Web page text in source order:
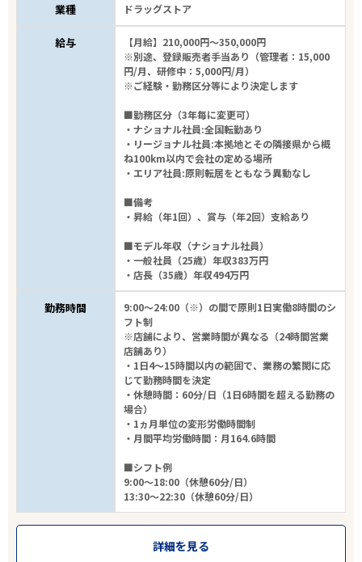
業種 ドラッグストア
給与
【月給】210,000円～350,000円
※別途、登録販売者手当あり（管理者：15,000
円/月、研修中：5,000円/月）
※ご経験・勤務区分等により決定します
■勤務区分（3年毎に変更可）
・ナショナル社員:全国転勤あり
・リージョナル社員:本拠地とその隣接県から概
ね100km以内で会社の定める場所
・エリア社員:原則転居をともなう異動なし
■備考
・昇給（年1回）、賞与（年2回）支給あり
■モデル年収（ナショナル社員）
・一般社員（25歳）年収383万円
・店長（35歳）年収494万円
勤務時間
9:00～24:00（※）の間で原則1日実働8時間のシ
フト制
※店舗により、営業時間が異なる（24時間営業
店舗あり）
・1日4～15時間以内の範囲で、業務の繁閑に応
じて勤務時間を決定
・休憩時間：60分/日（1日6時間を超える勤務の
場合）
・1ヵ月単位の変形労働時間制
・月間平均労働時間：月164.6時間
■シフト例
9:00～18:00（休憩60分/日）
13:30～22:30（休憩60分/日）
詳細を見る